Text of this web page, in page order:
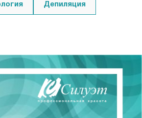
Депиляция